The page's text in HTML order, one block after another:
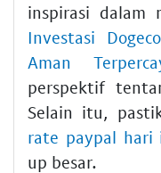
inspirasi dalam
Investasi
Aman
perspektif
Selain itu,
rate paypal hari
up besar.